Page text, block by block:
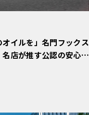
オイルを」名門フックス
店が推す公認の安心
キーな走り〈PR〉